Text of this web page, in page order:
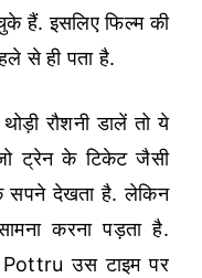
हैं. इसलिए फिल्म की
से ही पता है.
रौशनी डालें तो ये
ट्रेन के टिकेट जैसी
सपने देखता है. लेकिन
करना पड़ता है.
Pottru उस टाइम पर